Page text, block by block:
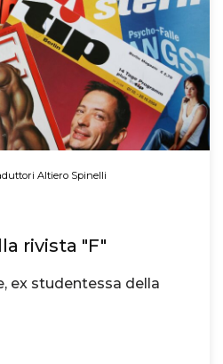
Altiero Spinelli
rivista "F"
ex studentessa della